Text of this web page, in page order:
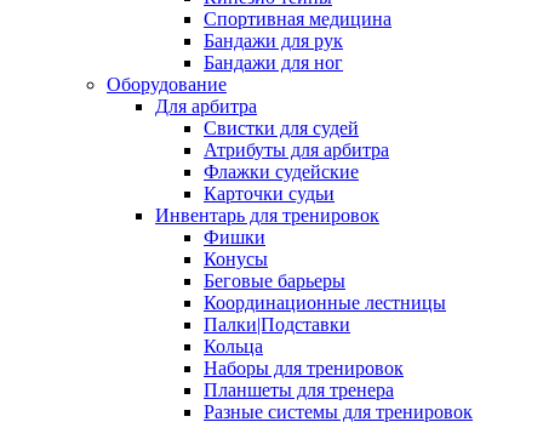
Спортивная медицина
Бандажи для рук
Бандажи для ног
Оборудование
Для арбитра
Свистки для судей
Атрибуты для арбитра
Флажки судейские
Карточки судьи
Инвентарь для тренировок
Фишки
Конусы
Беговые барьеры
Координационные лестницы
Палки|Подставки
Кольца
Наборы для тренировок
Планшеты для тренера
Разные системы для тренировок